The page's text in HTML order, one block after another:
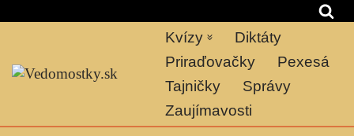
na
obsah
Kvízy
Diktáty
Priraďovačky
Pexesá
Tajničky
Správy
Zaujímavosti